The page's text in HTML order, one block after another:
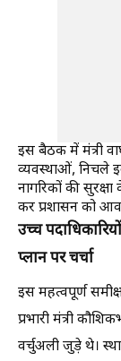
इस बैठक में मंत्री
व्यवस्थाओं, निचले
नागरिकों की
कर प्रशासन को
उच्च
प्लान पर चर्चा
इस महत्वपूर्ण
प्रभारी मंत्री
वर्चुअली जुड़े थे।